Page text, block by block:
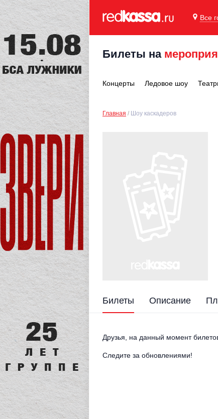
Все
Билеты на
Концерты Ледовое шоу
Главная Шоу каскадеров
Билеты Описание
Друзья, на данный момент
Следите за обновлениями!